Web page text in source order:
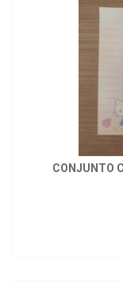
CONJUNTO